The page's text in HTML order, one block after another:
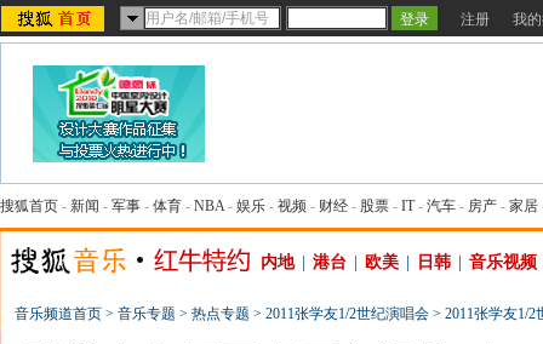
注册 我
搜狐首页 - 新闻 - 军事 - 体育 - NBA- 娱乐 - 视频 - 财经 - 股票 - IT- 汽车 - 房产 - 家居
内地 港台 欧美 日韩 音乐视频
音乐频道首页 > 音乐专题 > 热点专题 > 2011张学友1/2世纪演唱会 > 2011张学友1/